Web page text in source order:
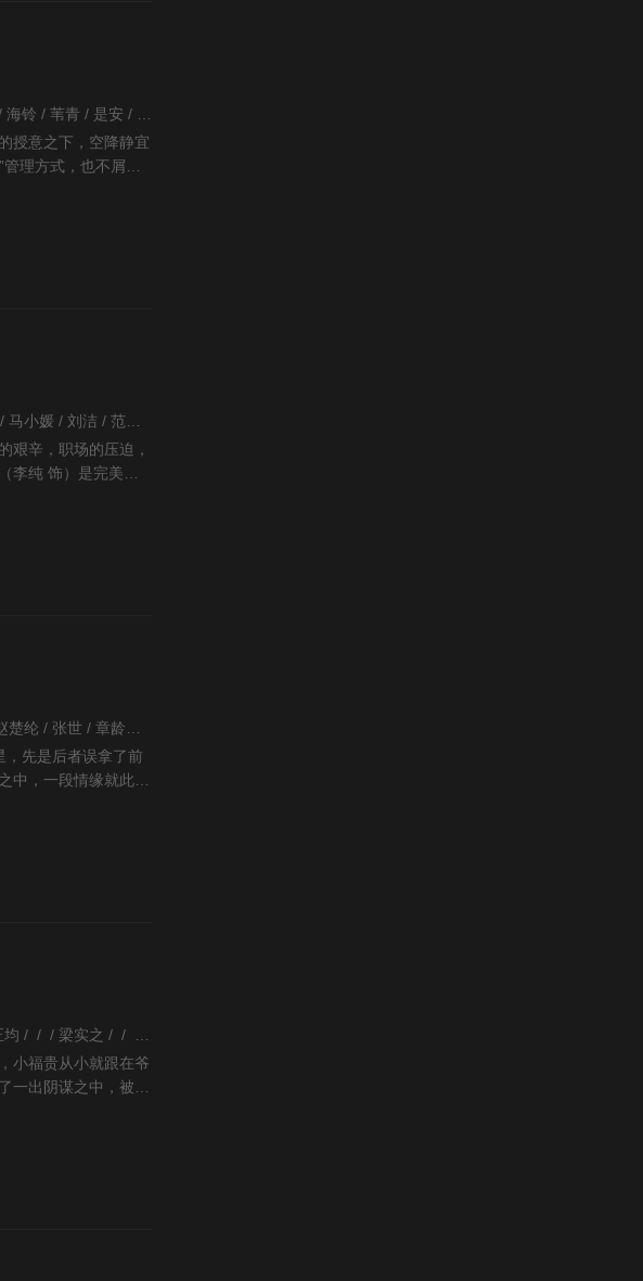
授意之下，空降静宜
理方式，也不屑对
陈正道 / 许肇任 / 是安 / 任洛敏 / 倪虹洁 / 李殿尊 / 王圣迪 / 刘丹 / 孔雁 / 马小媛 / 刘洁 / 范玮 / 马亮 / 茹天 / 周澄奥 / 李纯 / 吴冕 / 王菊 / 任彬 / 陈芋米 / 王槊 / 刘冬沁 / 张含韵 / 康群智 / 张柏嘉 / 杨博潇 / 何雨虹 / 闫立飞 / 任飞儿 / 卫小雨 / 林子琳 / 王晶晶 / 孙庆 / 张宝龙 / 于柏林 / 王耀堂 / 赵婧祎 / 王宏政 / 李渝玲 / 郑庆方 / 王梓伊 / 乔伊依 / 郑翌卓 / 左奇函 / 季承 / 朱玮菱 / 李溪昶 / 冯长玲 / 刘岳琦 / 苏正友 / 杨寒 / 何雨佳 / 靳益那 / 林泱拉 / 刘然玹 / 鲁科颖 / 周成勇 / 赵甜甜 / 李琳瑶 / 代文君 / 沈映雪 / 邓安菊 / 吴振熙 /
艰辛，职场的压迫，
李纯 饰）是完美主
先是后者误拿了前
中，一段情缘就此展
小福贵从小就跟在爷
一出阴谋之中，被误